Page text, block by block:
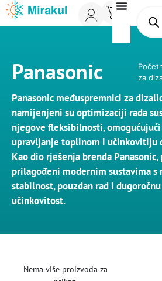
0
Panasonic
za
Panasonic međuspremnici za
namijenjeni su optimizaciji rada
njegove fleksibilnosti,
upravljanje toplinom i učinkovitiju
Kao dio rješenja brenda Panasonic,
prilagođeni modernim sustavima s
stabilnost, pouzdan rad i
učinkovitost.
Nema više proizvoda za